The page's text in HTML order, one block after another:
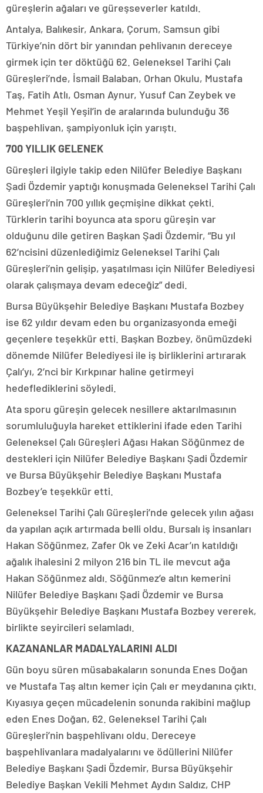
güreşlerin ağaları ve güreşseverler katıldı.
Antalya, Balıkesir, Ankara, Çorum, Samsun gibi
Türkiye’nin dört bir yanından pehlivanın dereceye
girmek için ter döktüğü 62. Geleneksel Tarihi Çalı
Güreşleri’nde, İsmail Balaban, Orhan Okulu, Mustafa
Taş, Fatih Atlı, Osman Aynur, Yusuf Can Zeybek ve
Mehmet Yeşil Yeşil’in de aralarında bulunduğu 36
başpehlivan, şampiyonluk için yarıştı.
700 YILLIK GELENEK
Güreşleri ilgiyle takip eden Nilüfer Belediye Başkanı
Şadi Özdemir yaptığı konuşmada Geleneksel Tarihi Çalı
Güreşleri’nin 700 yıllık geçmişine dikkat çekti.
Türklerin tarihi boyunca ata sporu güreşin var
olduğunu dile getiren Başkan Şadi Özdemir, “Bu yıl
62’ncisini düzenlediğimiz Geleneksel Tarihi Çalı
Güreşleri’nin gelişip, yaşatılması için Nilüfer Belediyesi
olarak çalışmaya devam edeceğiz” dedi.
Bursa Büyükşehir Belediye Başkanı Mustafa Bozbey
ise 62 yıldır devam eden bu organizasyonda emeği
geçenlere teşekkür etti. Başkan Bozbey, önümüzdeki
dönemde Nilüfer Belediyesi ile iş birliklerini artırarak
Çalı’yı, 2’nci bir Kırkpınar haline getirmeyi
hedeflediklerini söyledi.
Ata sporu güreşin gelecek nesillere aktarılmasının
sorumluluğuyla hareket ettiklerini ifade eden Tarihi
Geleneksel Çalı Güreşleri Ağası Hakan Söğünmez de
destekleri için Nilüfer Belediye Başkanı Şadi Özdemir
ve Bursa Büyükşehir Belediye Başkanı Mustafa
Bozbey’e teşekkür etti.
Geleneksel Tarihi Çalı Güreşleri’nde gelecek yılın ağası
da yapılan açık artırmada belli oldu. Bursalı iş insanları
Hakan Söğünmez, Zafer Ok ve Zeki Acar’ın katıldığı
ağalık ihalesini 2 milyon 216 bin TL ile mevcut ağa
Hakan Söğünmez aldı. Söğünmez’e altın kemerini
Nilüfer Belediye Başkanı Şadi Özdemir ve Bursa
Büyükşehir Belediye Başkanı Mustafa Bozbey vererek,
birlikte seyircileri selamladı.
KAZANANLAR MADALYALARINI ALDI
Gün boyu süren müsabakaların sonunda Enes Doğan
ve Mustafa Taş altın kemer için Çalı er meydanına çıktı.
Kıyasıya geçen mücadelenin sonunda rakibini mağlup
eden Enes Doğan, 62. Geleneksel Tarihi Çalı
Güreşleri’nin başpehlivanı oldu. Dereceye
başpehlivanlara madalyalarını ve ödüllerini Nilüfer
Belediye Başkanı Şadi Özdemir, Bursa Büyükşehir
Belediye Başkan Vekili Mehmet Aydın Saldız, CHP